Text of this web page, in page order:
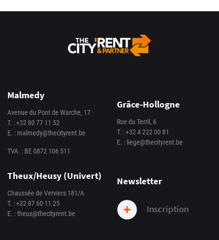
Malmedy
Avenue du Pont de Warche, 17
T. :+32 80 77 11 52
E. : malmedy@thecityrent.be
TVA. : BE 0872 106 511
Grâce-Hollogne
Rue du Terril, 6
T. :+32 4 222 00 81
E. : liege@thecityrent.be
Theux/Heusy (Univert)
Chaussée de Verviers 181/A
T. :+32 87 60 11 25
E. :theux@thecityrent.be
Newsletter
Inscription